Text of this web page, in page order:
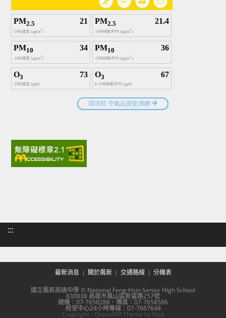
:::
最新消息 關於鳳新 交通路線 分機表
國立鳳新高級中學 © National Feng-Hsin Senior High School
830038 高雄市鳳山區新富路257號
總機：07-7658288．傳真：07-7658586
校安中心24小時專線：07-7667648
Copyright - OceanWP Theme by Nick